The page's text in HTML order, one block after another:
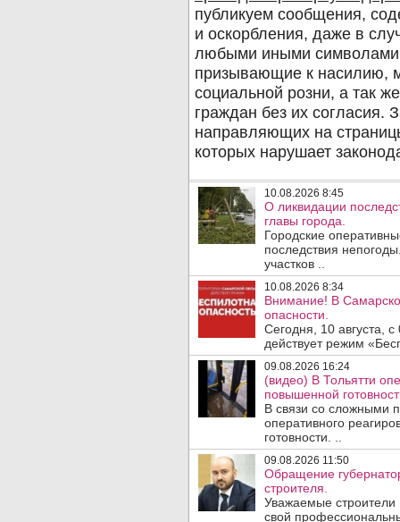
10.08.2026 8:45
О ликвидации
главы города.
Городские
последствия
участков ..
10.08.2026 8:34
Внимание! В
опасности.
Сегодня, 10 августа,
действует режим
09.08.2026 16:24
(видео) В Тольятти
повышенной
В связи со сложными
оперативного
готовности. ..
09.08.2026 11:50
Обращение
строителя.
Уважаемые строители
свой